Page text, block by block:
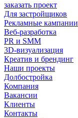
заказать проект
Для застройщиков
Рекламные кампании
Веб-разработка
PR и SMM
3D-визуализация
Креатив и брендинг
Наши проекты
Долбостройка
Компания
Вакансии
Клиенты
Контакты